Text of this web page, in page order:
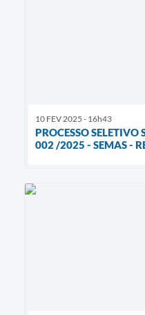
10 FEV 2025 - 16h43
PROCESSO
002 /2025 - SEMAS -